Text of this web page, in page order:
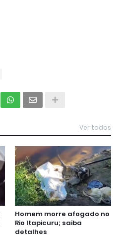
Ver todos
Homem morre afogado no
Rio Itapicuru; saiba
detalhes